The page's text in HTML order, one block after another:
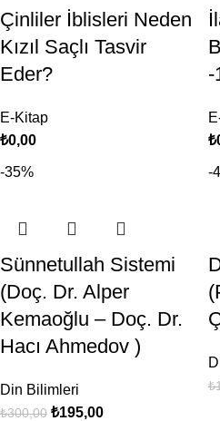
Çinliler İblisleri Neden
Kızıl Saçlı Tasvir
Eder?
E-Kitap
₺0,00
-
₺
-35%
Sünnetullah Sistemi
(Doç. Dr. Alper
Kemaoğlu – Doç. Dr.
Hacı Ahmedov )
Din Bilimleri
₺300,00 ₺195,00
-
₺